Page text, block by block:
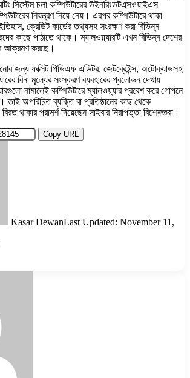
সিস্টেম চলা কম্পিউটারের উইনরিংডটএসওয়াইএস
নিয়ন্ত্রণ নিয়ে নেয়। এরপর কম্পিউটারে থাকা
ক্রেডিট কার্ডের তথ্যসহ সংরক্ষণ করা বিভিন্ন
কাছে পাঠাতে থাকে। ম্যালওয়্যারটি এখন বিভিন্ন দেশের
আক্রমণ করছে।
জন্য ফক্সিট পিডিএফ এডিটর, জেটব্রেইন্স, অটোক্যাডসহ
বিনা মূল্যের সংস্করণ ব্যবহারের প্রলোভন দেখায়
নামালেই কম্পিউটারে ম্যালওয়্যার প্রবেশ করে গোপনে
অপরিচিত ব্যক্তি বা প্রতিষ্ঠানের কাছ থেকে
থাকার পরামর্শ দিয়েছেন সাইবার নিরাপত্তা বিশেষজ্ঞরা।
Copy URL
Kasar DewanLast Updated: November 11,